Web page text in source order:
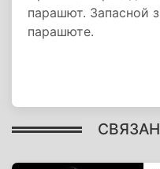
парашют. Запасной
парашюте.